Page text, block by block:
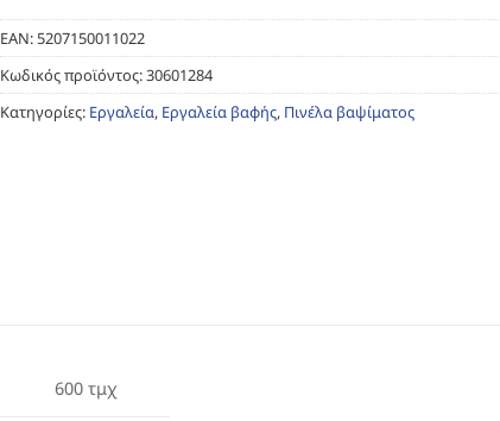
EAN:5207150011022
Κωδικός προϊόντος:30601284
Κατηγορίες: Εργαλεία, Εργαλεία βαφής, Πινέλα βαψίματος
600 τμχ